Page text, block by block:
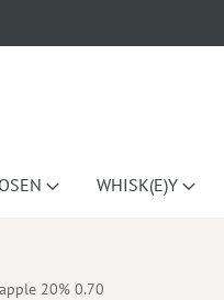
WHISK(E)Y
20% 0.70